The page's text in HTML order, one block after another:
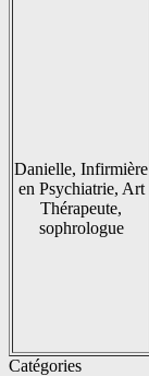
Danielle, Infirmière
en Psychiatrie, Art
Thérapeute,
sophrologue
Catégories